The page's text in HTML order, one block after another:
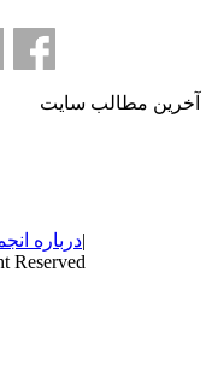
مطالب سایت
درباره
Reserved.